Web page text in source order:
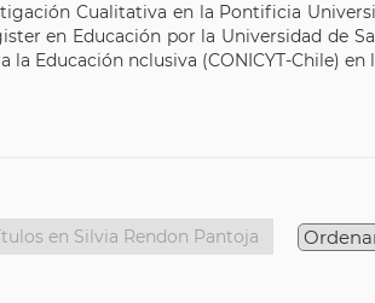
Cualitativa en la Pontificia
en Educación por la Universidad de
la Educación nclusiva (CONICYT-Chile) en